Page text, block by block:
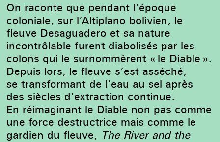
On raconte que pendant l’époque
coloniale, sur l’Altiplano bolivien, le
fleuve Desaguadero et sa nature
incontrôlable furent diabolisés par les
colons qui le surnommèrent « le Diable ».
Depuis lors, le fleuve s’est asséché,
se transformant de l’eau au sel après
des siècles d’extraction continue.
En réimaginant le Diable non pas comme
une force destructrice mais comme le
gardien du fleuve, The River and the